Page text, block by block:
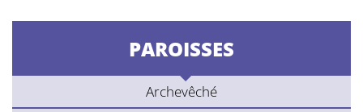
PAROISSES
Archevêché